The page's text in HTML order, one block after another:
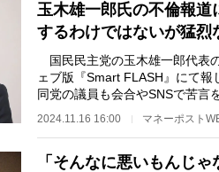
玉木雄一郎氏の不倫報道
するわけではないが猛
国民民主党の玉木雄一郎代表
ェブ版『Smart FLASH』にて報
同党の議員も会合やSNSで苦言
という結論にはならなか…
2024.11.16 16:00 マネーポスト
「そんなに悪いもんじ